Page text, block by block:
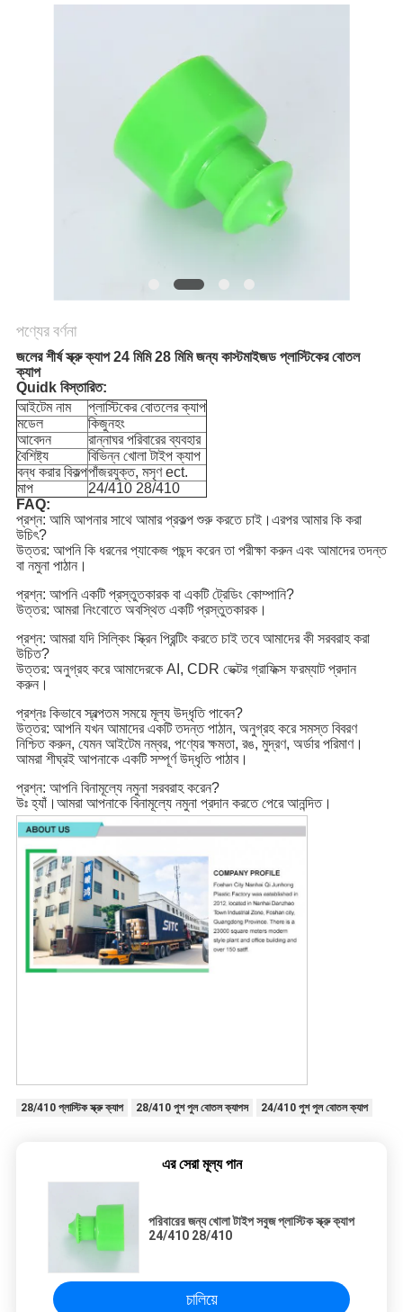
POLICY
পণ্যের বর্ণনা
জলের শীর্ষ স্ক্রু ক্যাপ 24 মিমি 28 মিমি জন্য কাস্টমাইজড প্লাস্টিকের বোতল
ক্যাপ
Quidk বিস্তারিত:
আইটেম নাম
প্লাস্টিকের বোতলের ক্যাপ
মডেল
কিজুনহং
আবেদন
রান্নাঘর পরিবারের ব্যবহার
বৈশিষ্ট্য
বিভিন্ন খোলা টাইপ ক্যাপ
বন্ধ করার বিকল্পপাঁজরযুক্ত, মসৃণ ect.
মাপ
24/410 28/410
FAQ:
প্রশ্ন: আমি আপনার সাথে আমার প্রকল্প শুরু করতে চাই।এরপর আমার কি করা
উচিৎ?
উত্তর: আপনি কি ধরনের প্যাকেজ পছন্দ করেন তা পরীক্ষা করুন এবং আমাদের তদন্ত
বা নমুনা পাঠান।
প্রশ্ন: আপনি একটি প্রস্তুতকারক বা একটি ট্রেডিং কোম্পানি?
উত্তর: আমরা নিংবোতে অবস্থিত একটি প্রস্তুতকারক।
প্রশ্ন: আমরা যদি সিল্কিং স্ক্রিন প্রিন্টিং করতে চাই তবে আমাদের কী সরবরাহ করা
উচিত?
উত্তর: অনুগ্রহ করে আমাদেরকে AI, CDR ভেক্টর গ্রাফিক্স ফরম্যাট প্রদান
করুন।
প্রশ্নঃ কিভাবে স্বল্পতম সময়ে মূল্য উদ্ধৃতি পাবেন?
উত্তর: আপনি যখন আমাদের একটি তদন্ত পাঠান, অনুগ্রহ করে সমস্ত বিবরণ
নিশ্চিত করুন, যেমন আইটেম নম্বর, পণ্যের ক্ষমতা, রঙ, মুদ্রণ, অর্ডার পরিমাণ।
আমরা শীঘ্রই আপনাকে একটি সম্পূর্ণ উদ্ধৃতি পাঠাব।
প্রশ্ন: আপনি বিনামূল্যে নমুনা সরবরাহ করেন?
উঃ হ্যাঁ।আমরা আপনাকে বিনামূল্যে নমুনা প্রদান করতে পেরে আনন্দিত।
28/410 প্লাস্টিক স্ক্রু ক্যাপ 28/410 পুশ পুল বোতল ক্যাপস 24/410 পুশ পুল বোতল ক্যাপ
এর সেরা মূল্য পান
পরিবারের জন্য খোলা টাইপ সবুজ প্লাস্টিক স্ক্রু ক্যাপ
24/410 28/410
চালিয়ে